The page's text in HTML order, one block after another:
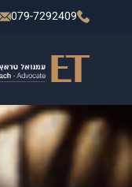
079-7292409